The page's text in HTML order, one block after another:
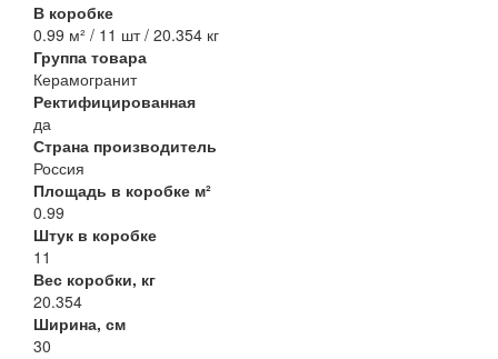
В коробке
0.99 м² / 11 шт / 20.354 кг
Группа товара
Керамогранит
Ректифицированная
да
Страна производитель
Россия
Площадь в коробке м²
0.99
Штук в коробке
11
Вес коробки, кг
20.354
Ширина, см
30